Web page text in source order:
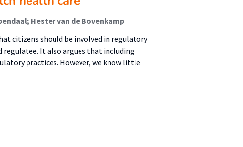
Hester van de Bovenkamp
citizens should be involved in regulatory
regulatee. It also argues that including
practices. However, we know little